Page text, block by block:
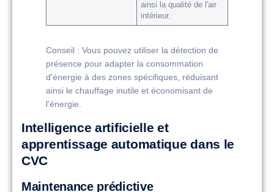
ainsi la qualité de l'air
intérieur.
Conseil : Vous pouvez utiliser la détection de
présence pour adapter la consommation
d'énergie à des zones spécifiques, réduisant
ainsi le chauffage inutile et économisant de
l'énergie.
Intelligence artificielle et
apprentissage automatique dans le
CVC
Maintenance prédictive